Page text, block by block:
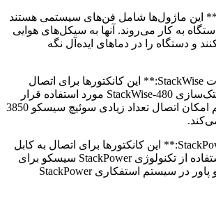
این ماژول‌ها شامل فن‌های سیستمی هستند
به کار می‌روند. آنها به سیکل‌های هوایی
و دستگاه را در دماهای ایده‌آل نگه
6. **کانکتورهای پورت StackWise:** این کانکتورها برای اتصال
سوئیچ به سیستم استک‌سازی StackWise-480 مورد استفاده قرار
می‌گیرند. این سیستم امکان اتصال تعداد زیادی سوئیچ سیسکو 3850
7. **کانکتورهای StackPower:** این کانکتورها برای اتصال به کابل
StackPower جهت استفاده از تکنولوژی StackPower سیسکو برای
مدیریت منابع تغذیه و پاور در سیستم استفکاری StackPower